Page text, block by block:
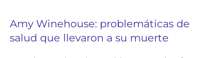
Amy Winehouse: problemáticas de
salud que llevaron a su muerte